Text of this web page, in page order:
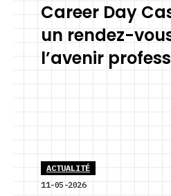
Career Day
un rendez-
l’avenir
ACTUALITÉ
11-05-2026